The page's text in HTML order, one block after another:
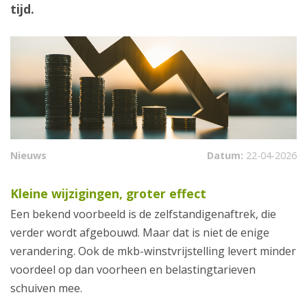
tijd.
Nieuws Datum: 22-04-2026
Kleine wijzigingen, groter effect
Een bekend voorbeeld is de zelfstandigenaftrek, die
verder wordt afgebouwd. Maar dat is niet de enige
verandering. Ook de mkb-winstvrijstelling levert minder
voordeel op dan voorheen en belastingtarieven
schuiven mee.